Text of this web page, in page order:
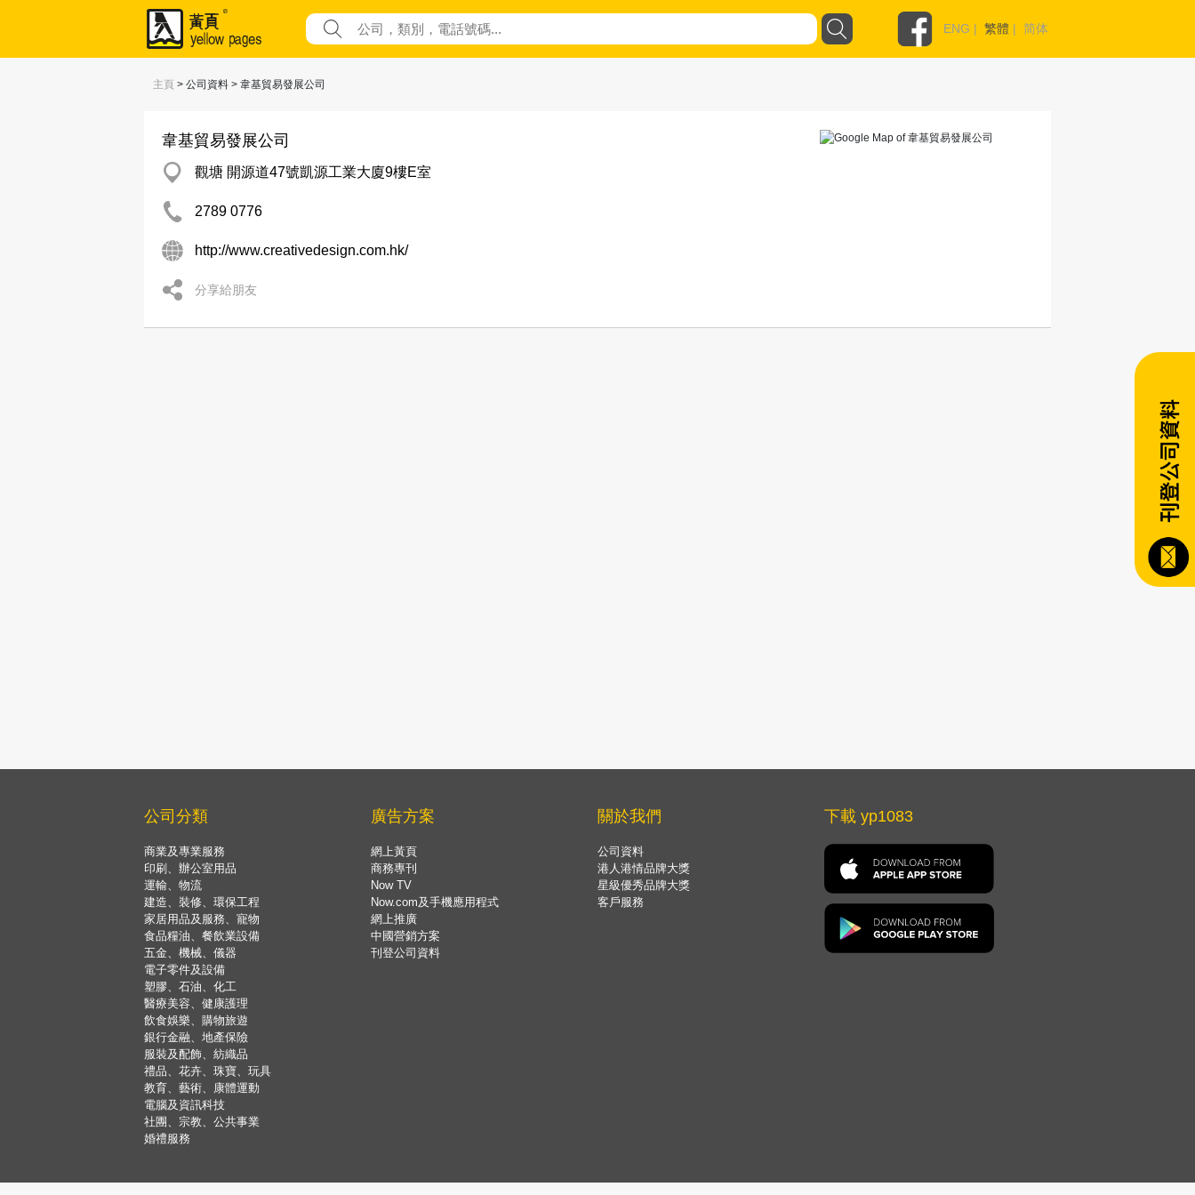
ENG | 繁體 | 简体
主頁 > 公司資料 > 韋基貿易發展公司
韋基貿易發展公司
觀塘 開源道47號凱源工業大廈9樓E室
2789 0776
http://www.creativedesign.com.hk/
分享給朋友
公司分類
商業及專業服務
印刷、辦公室用品
運輸、物流
建造、裝修、環保工程
家居用品及服務、寵物
食品糧油、餐飲業設備
五金、機械、儀器
電子零件及設備
塑膠、石油、化工
醫療美容、健康護理
飲食娛樂、購物旅遊
銀行金融、地產保險
服裝及配飾、紡織品
禮品、花卉、珠寶、玩具
教育、藝術、康體運動
電腦及資訊科技
社團、宗教、公共事業
婚禮服務
廣告方案
網上黃頁
商務專刊
Now TV
Now.com及手機應用程式
網上推廣
中國營銷方案
刊登公司資料
關於我們
公司資料
港人港情品牌大獎
星級優秀品牌大獎
客戶服務
下載 yp1083